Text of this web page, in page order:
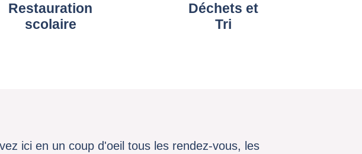
Restauration
scolaire
Déchets et
Tri
ici en un coup d'oeil tous les rendez-vous, les